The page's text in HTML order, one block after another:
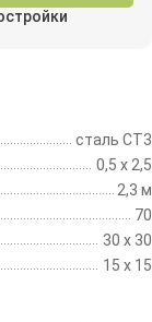
сталь СТ3
0,5 х 2,5
2,3 м
70
30 х 30
15 х 15